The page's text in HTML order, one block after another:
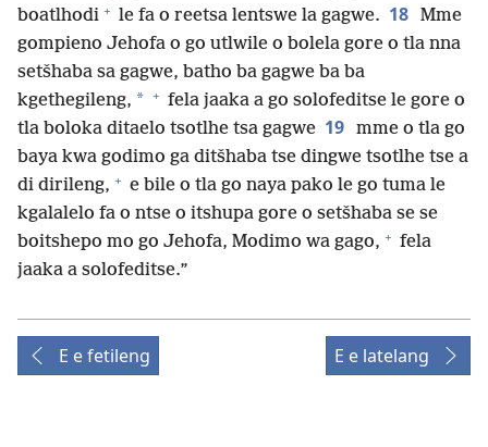
boatlhodi + le fa o reetsa lentswe la gagwe. 18 Mme
gompieno Jehofa o go utlwile o bolela gore o tla nna
setšhaba sa gagwe, batho ba gagwe ba ba
kgethegileng, * + fela jaaka a go solofeditse le gore o
tla boloka ditaelo tsotlhe tsa gagwe 19 mme o tla go
baya kwa godimo ga ditšhaba tse dingwe tsotlhe tse a
di dirileng, + e bile o tla go naya pako le go tuma le
kgalalelo fa o ntse o itshupa gore o setšhaba se se
boitshepo mo go Jehofa, Modimo wa gago, + fela
jaaka a solofeditse.”
E e fetileng E e latelang